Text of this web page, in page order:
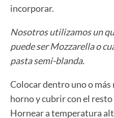
incorporar.
Nosotros utilizamos un
puede ser Mozzarella o
pasta semi-blanda.
Colocar dentro uno o
horno y cubrir con el resto
Hornear a temperatura